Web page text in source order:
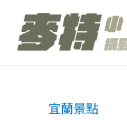
宜蘭景點